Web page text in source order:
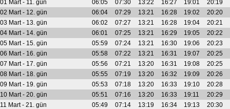
01 Mart - 11. gün
06:05 07:30 13:22 16:27 19:01
20:19
02 Mart - 12. gün
06:04 07:29 13:21 16:28 19:02
20:20
03 Mart - 13. gün
06:02 07:27 13:21 16:28 19:04
20:21
04 Mart - 14. gün
06:01 07:25 13:21 16:29 19:05
20:22
05 Mart - 15. gün
05:59 07:24 13:21 16:30 19:06
20:23
06 Mart - 16. gün
05:58 07:22 13:21 16:31 19:07
20:25
07 Mart - 17. gün
05:56 07:21 13:20 16:31 19:08
20:25
08 Mart - 18. gün
05:55 07:19 13:20 16:32 19:09
20:26
09 Mart - 19. gün
05:53 07:18 13:20 16:33 19:10
20:28
10 Mart - 20. gün
05:51 07:16 13:20 16:33 19:11
20:29
11 Mart - 21. gün
05:49 07:14 13:19 16:34 19:13
20:30